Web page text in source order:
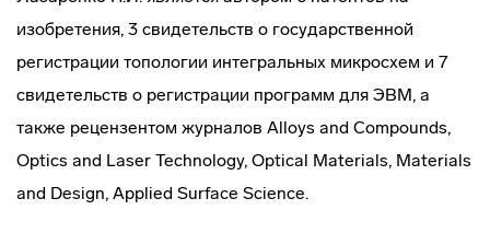
изобретения, 3 свидетельств о государственной
регистрации топологии интегральных микросхем и 7
свидетельств о регистрации программ для ЭВМ, а
также рецензентом журналов Alloys and Compounds,
Optics and Laser Technology, Optical Materials, Materials
and Design, Applied Surface Science.